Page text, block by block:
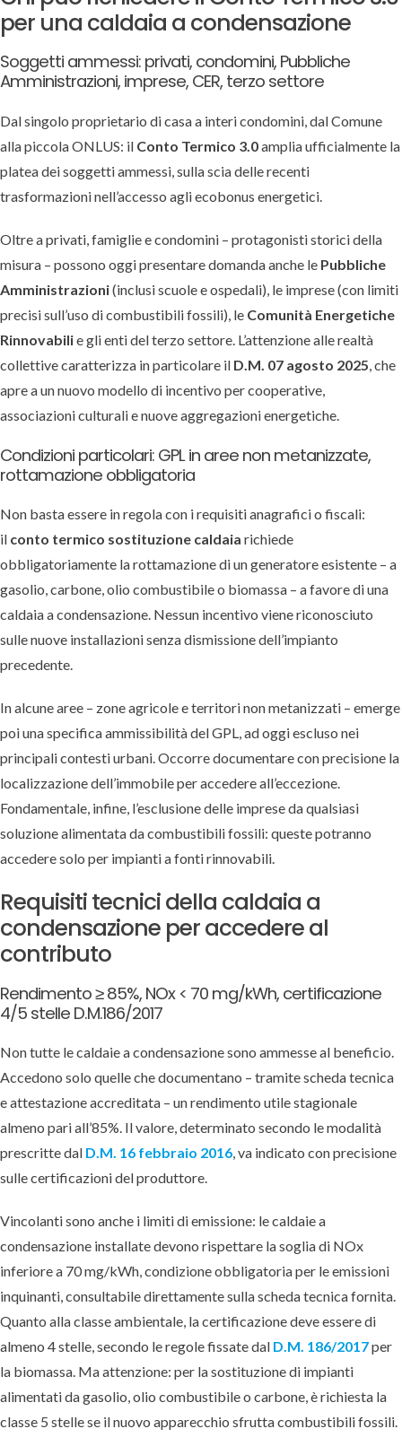
per una caldaia a condensazione
Soggetti ammessi: privati, condomini, Pubbliche
Amministrazioni, imprese, CER, terzo settore
Dal singolo proprietario di casa a interi condomini, dal Comune
alla piccola ONLUS: il Conto Termico 3.0amplia ufficialmente la
platea dei soggetti ammessi, sulla scia delle recenti
trasformazioni nell’accesso agli ecobonus energetici.
Oltre a privati, famiglie e condomini – protagonisti storici della
misura – possono oggi presentare domanda anche le Pubbliche
Amministrazioni(inclusi scuole e ospedali), le imprese (con limiti
precisi sull’uso di combustibili fossili), le Comunità Energetiche
Rinnovabilie gli enti del terzo settore. L’attenzione alle realtà
collettive caratterizza in particolare il D.M. 07 agosto 2025, che
apre a un nuovo modello di incentivo per cooperative,
associazioni culturali e nuove aggregazioni energetiche.
Condizioni particolari: GPL in aree non metanizzate,
rottamazione obbligatoria
Non basta essere in regola con i requisiti anagrafici o fiscali:
il conto termico sostituzione caldaia richiede
obbligatoriamente la rottamazione di un generatore esistente – a
gasolio, carbone, olio combustibile o biomassa – a favore di una
caldaia a condensazione. Nessun incentivo viene riconosciuto
sulle nuove installazioni senza dismissione dell’impianto
precedente.
In alcune aree – zone agricole e territori non metanizzati – emerge
poi una specifica ammissibilità del GPL, ad oggi escluso nei
principali contesti urbani. Occorre documentare con precisione la
localizzazione dell’immobile per accedere all’eccezione.
Fondamentale, infine, l’esclusione delle imprese da qualsiasi
soluzione alimentata da combustibili fossili: queste potranno
accedere solo per impianti a fonti rinnovabili.
Requisiti tecnici della caldaia a
condensazione per accedere al
contributo
Rendimento ≥ 85%, NOx < 70 mg/kWh, certificazione
4/5 stelle D.M.186/2017
Non tutte le caldaie a condensazione sono ammesse al beneficio.
Accedono solo quelle che documentano – tramite scheda tecnica
e attestazione accreditata – un rendimento utile stagionale
almeno pari all’85%. Il valore, determinato secondo le modalità
prescritte dal D.M. 16 febbraio 2016, va indicato con precisione
sulle certificazioni del produttore.
Vincolanti sono anche i limiti di emissione: le caldaie a
condensazione installate devono rispettare la soglia di NOx
inferiore a 70 mg/kWh, condizione obbligatoria per le emissioni
inquinanti, consultabile direttamente sulla scheda tecnica fornita.
Quanto alla classe ambientale, la certificazione deve essere di
almeno 4 stelle, secondo le regole fissate dal D.M. 186/2017per
la biomassa. Ma attenzione: per la sostituzione di impianti
alimentati da gasolio, olio combustibile o carbone, è richiesta la
classe 5 stelle se il nuovo apparecchio sfrutta combustibili fossili.